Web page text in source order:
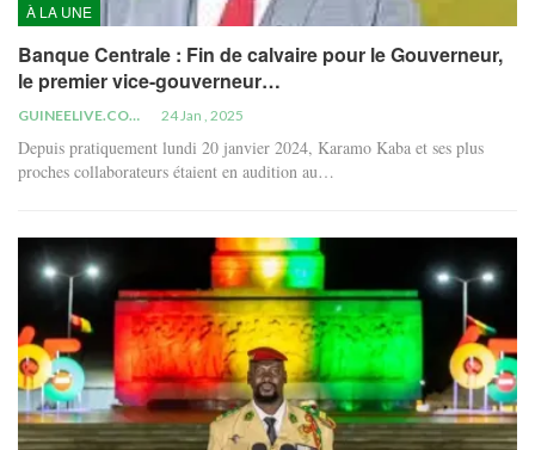
À LA UNE
Banque Centrale : Fin de calvaire pour le Gouverneur,
le premier vice-gouverneur…
GUINEELIVE.COM 24 Jan , 2025
Depuis pratiquement lundi 20 janvier 2024, Karamo Kaba et ses plus
proches collaborateurs étaient en audition au…